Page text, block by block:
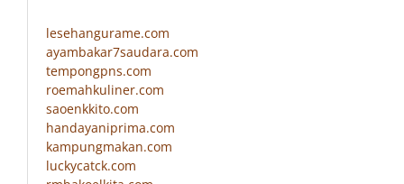
lesehangurame.com
ayambakar7saudara.com
tempongpns.com
roemahkuliner.com
saoenkkito.com
handayaniprima.com
kampungmakan.com
luckycatck.com